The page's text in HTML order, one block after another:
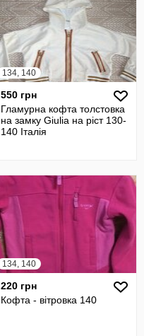
134, 140
550 грн
Гламурна кофта толстовка
на замку Giulia на ріст 130-
140 Італія
134, 140
220 грн
Кофта - вітровка 140